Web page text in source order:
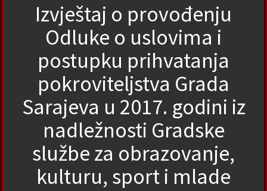
Izvještaj o provođenju
Odluke o uslovima i
postupku prihvatanja
pokroviteljstva Grada
Sarajeva u 2017. godini iz
nadležnosti Gradske
službe za obrazovanje,
kulturu, sport i mlade